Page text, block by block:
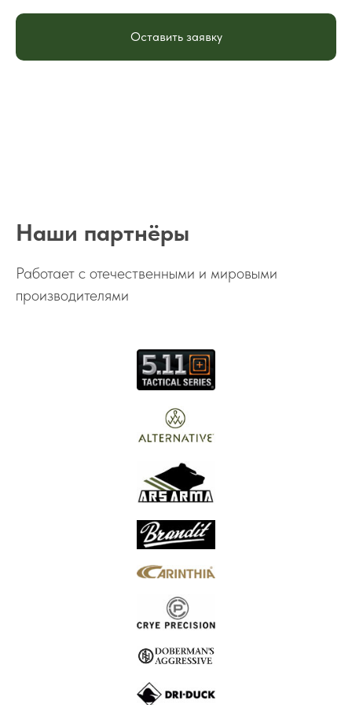
Оставить заявку
Наши партнёры
Работает с отечественными и мировыми
производителями